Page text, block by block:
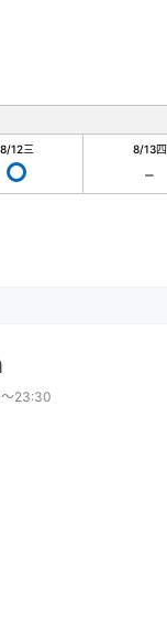
8/12三 8/13四
23:30